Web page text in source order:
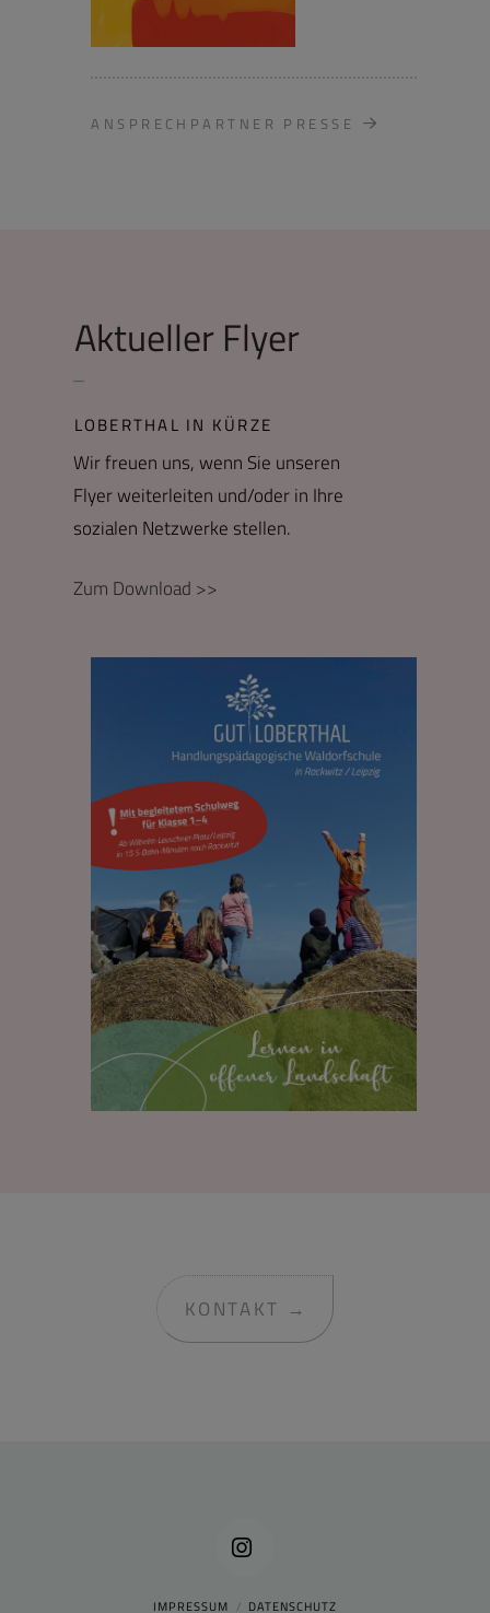
ANSPRECHPARTNER PRESSE
Aktueller Flyer
LOBERTHAL IN KÜRZE
Wir freuen uns, wenn Sie unseren
Flyer weiterleiten und/oder in Ihre
sozialen Netzwerke stellen.
Zum Download >>
KONTAKT →
Instagram
IMPRESSUM DATENSCHUTZ